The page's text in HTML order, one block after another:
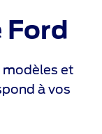
Ford
modèles et
à vos